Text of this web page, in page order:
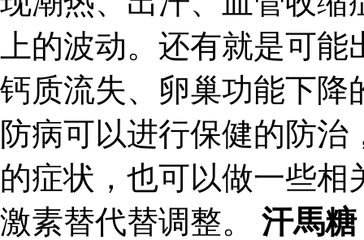
上的波动。还有就是可
钙质流失、卵巢功能下降
防病可以进行保健的防
的症状，也可以做一些
激素替代替调整。 汗馬糖